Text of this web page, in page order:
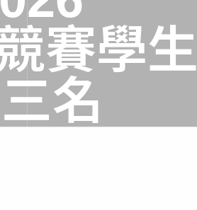
賽學生
三名